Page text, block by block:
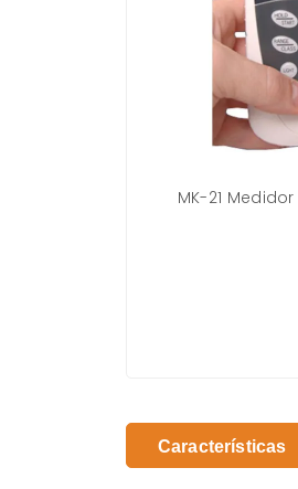
MK-21
Características